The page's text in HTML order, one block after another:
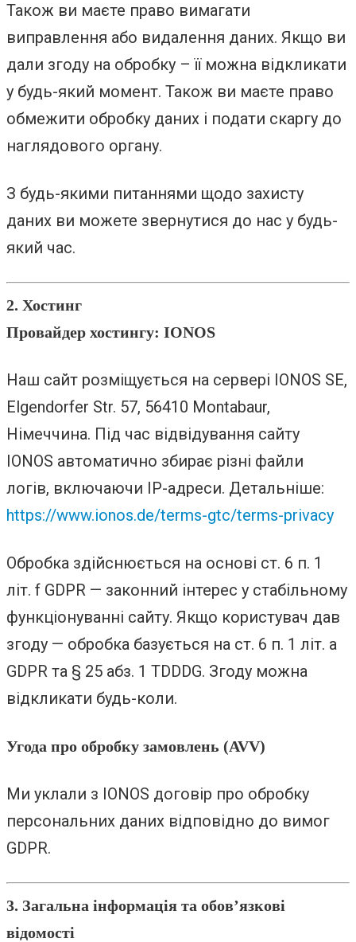
Також ви маєте право вимагати
виправлення або видалення даних. Якщо ви
дали згоду на обробку – її можна відкликати
у будь-який момент. Також ви маєте право
обмежити обробку даних і подати скаргу до
наглядового органу.
З будь-якими питаннями щодо захисту
даних ви можете звернутися до нас у будь-
який час.
2. Хостинг
Провайдер хостингу: IONOS
Наш сайт розміщується на сервері IONOS SE,
Elgendorfer Str. 57, 56410 Montabaur,
Німеччина. Під час відвідування сайту
IONOS автоматично збирає різні файли
логів, включаючи IP-адреси. Детальніше:
https://www.ionos.de/terms-gtc/terms-privacy
Обробка здійснюється на основі ст. 6 п. 1
літ. f GDPR — законний інтерес у стабільному
функціонуванні сайту. Якщо користувач дав
згоду — обробка базується на ст. 6 п. 1 літ. a
GDPR та § 25 абз. 1 TDDDG. Згоду можна
відкликати будь-коли.
Угода про обробку замовлень (AVV)
Ми уклали з IONOS договір про обробку
персональних даних відповідно до вимог
GDPR.
3. Загальна інформація та обов’язкові
відомості